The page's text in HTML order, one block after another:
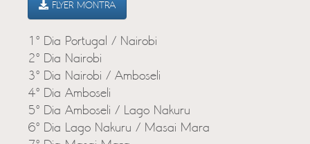
FLYER MONTRA
1º Dia Portugal / Nairobi
2º Dia Nairobi
3º Dia Nairobi / Amboseli
4º Dia Amboseli
5º Dia Amboseli / Lago Nakuru
6º Dia Lago Nakuru / Masai Mara